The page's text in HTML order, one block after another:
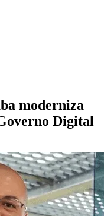
moderniza
Digital